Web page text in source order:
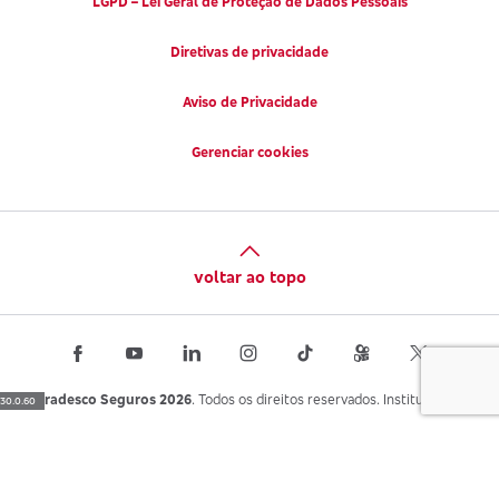
30.0.60
Diretivas de privacidade
Aviso de Privacidade
Gerenciar cookies
voltar ao topo
Bradesco Seguros 2026. Todos os direitos reservados. Institucional.